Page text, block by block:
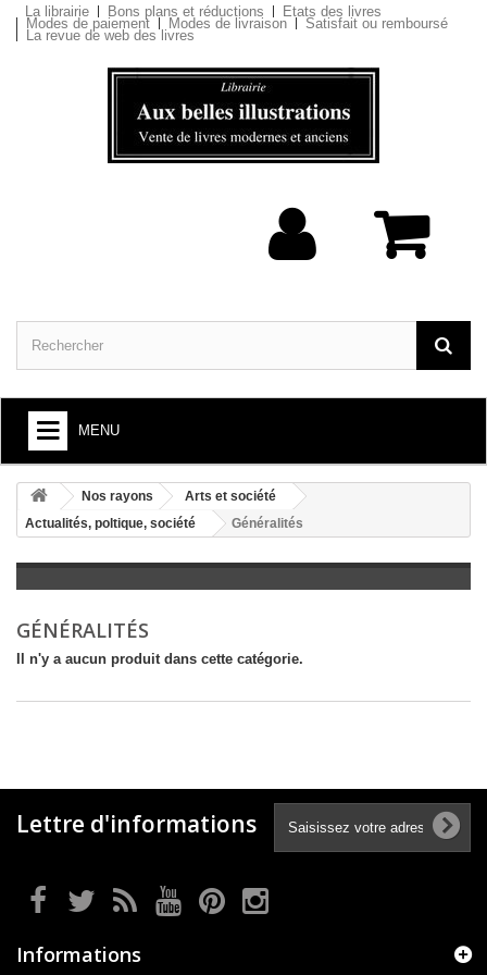
La librairie Bons plans et réductions Etats des livres
Modes de paiement Modes de livraison Satisfait ou remboursé
La revue de web des livres
MENU
+
ARTS ET SOCIÉTÉ
+
LITTÉRATURE
LOISIRS, VIE PRATIQUE
+
SCOLAIRE ET DICTIONNAIRE
Nos rayons
Arts et société
Actualités, poltique, société
Généralités
GÉNÉRALITÉS
Il n'y a aucun produit dans cette catégorie.
Lettre d'informations
Informations